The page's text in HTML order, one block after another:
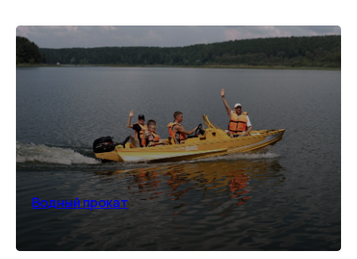
*количество номеров ограничено
ПОДРОБНЕЕ
Водный прокат